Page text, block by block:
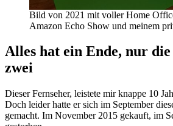
Bild von 2021 mit voller Home
Amazon Echo Show und meinem
Alles hat ein Ende, nur
zwei
Dieser Fernseher, leistete mir knappe 10
Doch leider hatte er sich im September
gemacht. Im November 2015 gekauft, im